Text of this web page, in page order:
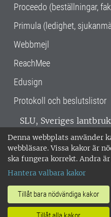
Denna webbplats använder
webbläsare. Vissa kakor är
ska fungera korrekt. Andra
Hantera valbara kakor
Tillåt bara nödvändiga kakor
Proceedo (beställningar,
Primula (ledighet,
Webbmejl
ReachMee
Edusign
Protokoll och beslutslistor
SLU, Sveriges
verksamhet över hela
Alnarp, Uppsala och
miljöcertifierat enligt
018-67 10 00 • Org nr:
Om SLU:s webbplatser
•Hantera kakor•